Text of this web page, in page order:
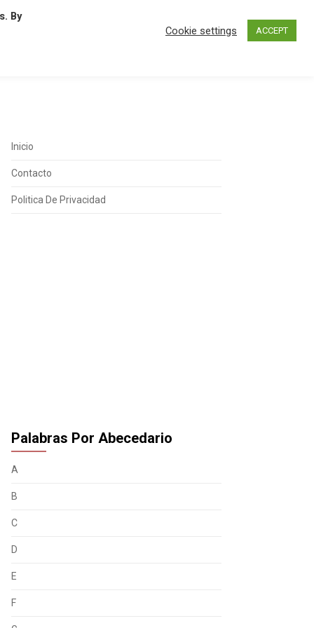
N
Inicio
Contacto
Politica De Privacidad
Palabras Por Abecedario
A
B
C
D
E
F
By
Cookie settings ACCEPT